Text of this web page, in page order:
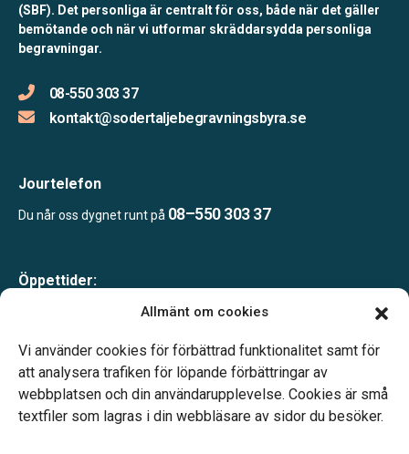
Allmänt om cookies
Vi använder cookies för förbättrad funktionalitet samt för
att analysera trafiken för löpande förbättringar av
webbplatsen och din användarupplevelse. Cookies är små
textfiler som lagras i din webbläsare av sidor du besöker.
(SBF). Det personliga är centralt för oss, både när det gäller
bemötande och när vi utformar skräddarsydda personliga
begravningar.
08-550 303 37
kontakt@sodertaljebegravningsbyra.se
Jourtelefon
Du når oss dygnet runt på 08–550 303 37
Öppettider:
Lunchstängt 12.00–13.00
Telefonjour dygnet runt